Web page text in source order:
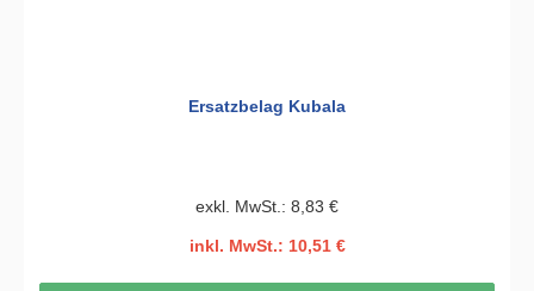
Ersatzbelag Kubala
exkl. MwSt.: 8,83 €
inkl. MwSt.: 10,51 €